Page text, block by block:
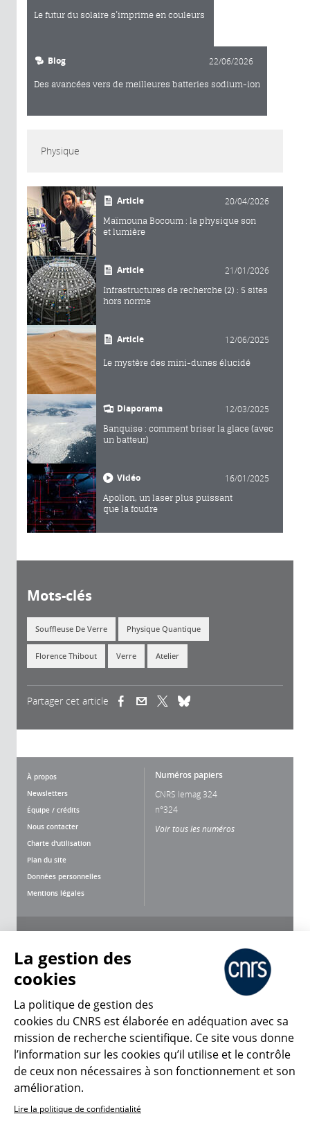
Le futur du solaire s’imprime en couleurs
Blog 22/06/2026
Des avancées vers de meilleures batteries sodium-ion
Physique
Article 20/04/2026
Maïmouna Bocoum : la physique son
et lumière
Article 21/01/2026
Infrastructures de recherche (2) : 5 sites
hors norme
Article 12/06/2025
Le mystère des mini-dunes élucidé
Diaporama 12/03/2025
Banquise : comment briser la glace (avec
un batteur)
Vidéo 16/01/2025
Apollon, un laser plus puissant
que la foudre
Mots-clés
Souffleuse De Verre Physique Quantique
Florence Thibout Verre Atelier
Partager cet article (link is external)(link is external)
À propos
Newsletters
Équipe / crédits
Nous contacter
Charte d'utilisation
Plan du site
Données personnelles
Mentions légales
Numéros papiers
CNRS lemag 324
n°324
Voir tous les numéros
Nous suivre Partager
CNRS Le Mag
© 2026, CNRS
Créer un compte Se connecter
La gestion des
cookies
La politique de gestion des
cookies du CNRS est élaborée en adéquation avec sa
mission de recherche scientifique. Ce site vous donne
l’information sur les cookies qu’il utilise et le contrôle
de ceux non nécessaires à son fonctionnement et son
amélioration.
Lire la politique de confidentialité